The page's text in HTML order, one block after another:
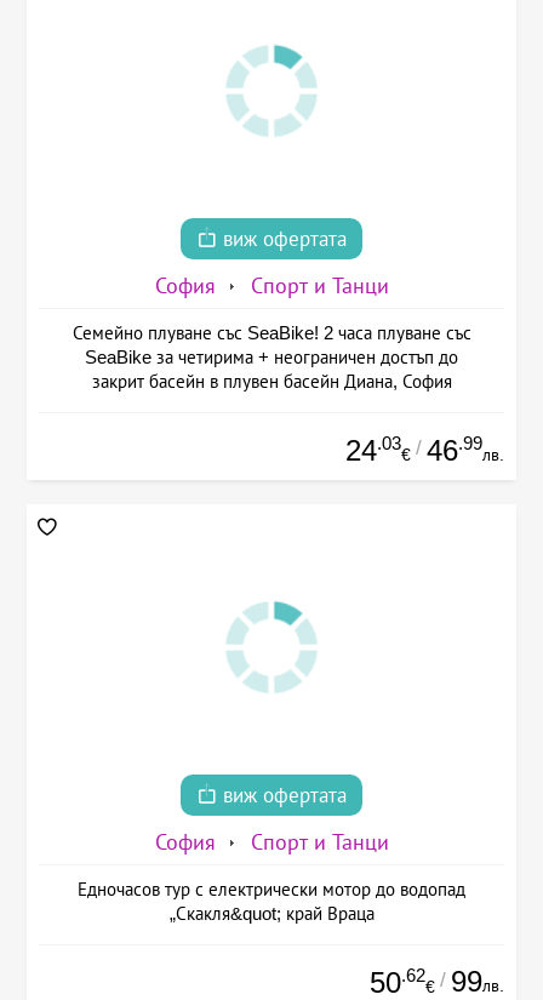
виж офертата
София Спорт и Танци
Семейно плуване със SeaBike! 2 часа плуване със
SeaBike за четирима + неограничен достъп до
закрит басейн в плувен басейн Диана, София
24.03
€ / 46.99
лв.
виж офертата
София Спорт и Танци
Едночасов тур с електрически мотор до водопад
„Скакля&quot; край Враца
50.62
€ / 99лв.